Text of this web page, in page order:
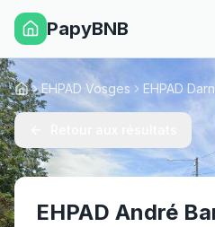
PapyBNB
AccueilEHPAD Vosges EHPAD
EHPAD André